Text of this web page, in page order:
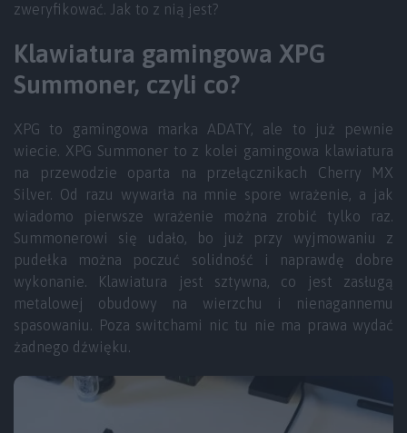
zweryfikować. Jak to z nią jest?
Klawiatura gamingowa XPG
Summoner, czyli co?
XPG to gamingowa marka ADATY, ale to już pewnie
wiecie. XPG Summoner to z kolei gamingowa klawiatura
na przewodzie oparta na przełącznikach Cherry MX
Silver. Od razu wywarła na mnie spore wrażenie, a jak
wiadomo pierwsze wrażenie można zrobić tylko raz.
Summonerowi się udało, bo już przy wyjmowaniu z
pudełka można poczuć solidność i naprawdę dobre
wykonanie. Klawiatura jest sztywna, co jest zasługą
metalowej obudowy na wierzchu i nienagannemu
spasowaniu. Poza switchami nic tu nie ma prawa wydać
żadnego dźwięku.